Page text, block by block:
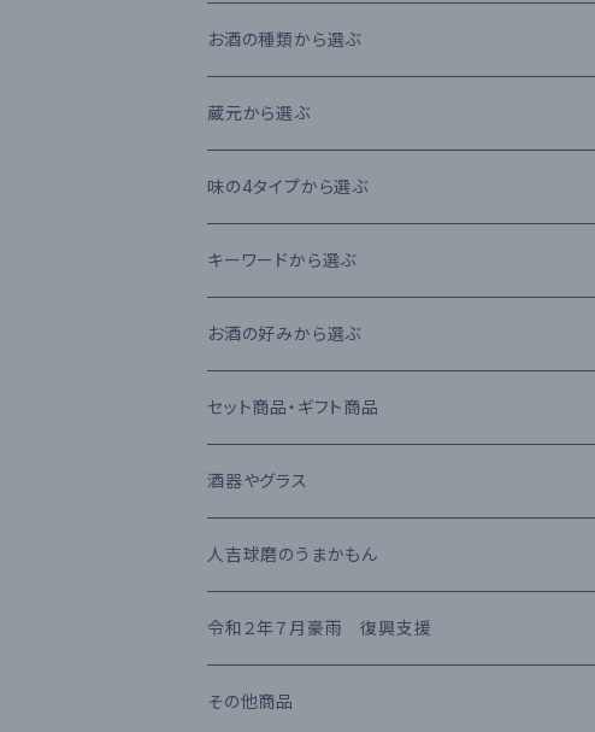
お酒の種類から選ぶ
本格米焼酎
本格芋焼酎
本格麦焼酎
原酒
リキュール
果実酒
梅酒
熊本県産 日本酒
蔵元から選ぶ
大石酒造場
木下醸造所
寿福酒造場
常楽酒造
繊月酒造
高田酒造場
高橋酒造
堤酒造
味の4タイプから選ぶ
フレーバータイプ
ライトタイプ
リッチタイプ
キャラクタータイプ
キーワードから選ぶ
減圧蒸留法
常圧蒸留法
樽熟成
長期熟成古酒 3年以上
長期熟成古酒 10年以上
受賞酒
お酒の好みから選ぶ
日本酒
吟醸酒
芋焼酎
麦焼酎
ウイスキー
セット商品・ギフト商品
酒器やグラス
RIEDEL
KIHARA
人吉球磨のうまかもん
お茶・飲み物
味噌・醤油・調味料
令和２年７月豪雨 復興支援
その他商品